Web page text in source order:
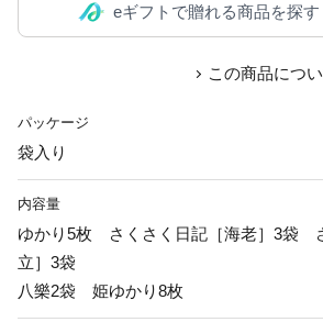
eギフトで贈れる商品を探す
この商品につ
パッケージ
袋入り
内容量
ゆかり5枚 さくさく日記［海老］3袋
立］3袋
八樂2袋 姫ゆかり8枚